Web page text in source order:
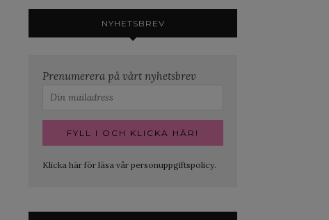
NYHETSBREV
Prenumerera på vårt nyhetsbrev
Klicka här för läsa vår personuppgiftspolicy.